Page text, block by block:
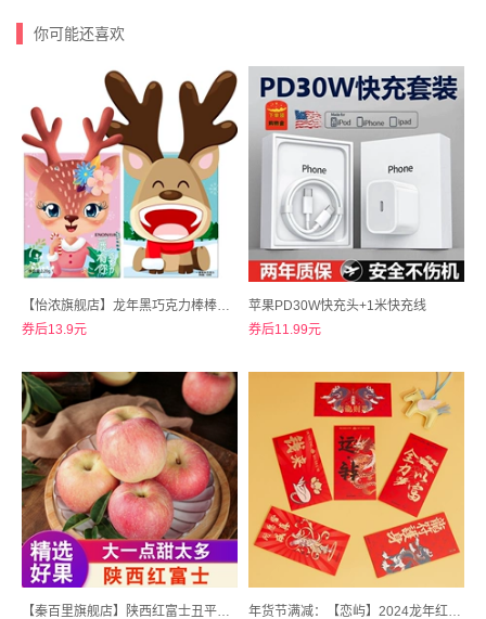
你可能还喜欢
【怡浓旗舰店】龙年黑巧克力棒棒糖100g
券后13.9元
苹果PD30W快充头+1米快充线
券后11.99元
【秦百里旗舰店】陕西红富士丑平苹果新鲜水带箱5斤 年货节满减：【恋屿】2024龙年红包原创卡通新年红包8个